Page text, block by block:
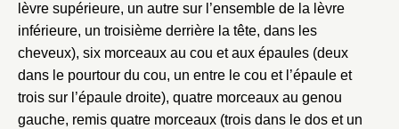
lèvre supérieure, un autre sur l’ensemble de la lèvre
inférieure, un troisième derrière la tête, dans les
cheveux), six morceaux au cou et aux épaules (deux
dans le pourtour du cou, un entre le cou et l’épaule et
trois sur l’épaule droite), quatre morceaux au genou
gauche, remis quatre morceaux (trois dans le dos et un